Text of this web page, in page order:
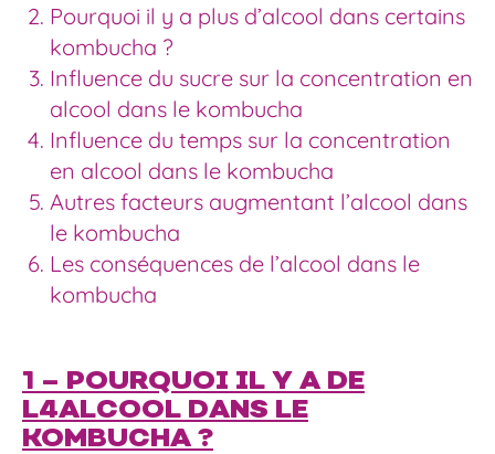
Pourquoi il y a plus d’alcool dans certains
kombucha ?
Influence du sucre sur la concentration en
alcool dans le kombucha
Influence du temps sur la concentration
en alcool dans le kombucha
Autres facteurs augmentant l’alcool dans
le kombucha
Les conséquences de l’alcool dans le
kombucha
1 – POURQUOI IL Y A DE
L4ALCOOL DANS LE
KOMBUCHA ?